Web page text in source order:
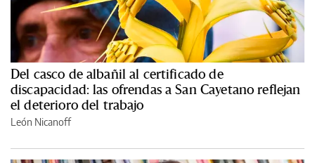
Del casco de albañil al certificado de
discapacidad: las ofrendas a San Cayetano reflejan
el deterioro del trabajo
León Nicanoff